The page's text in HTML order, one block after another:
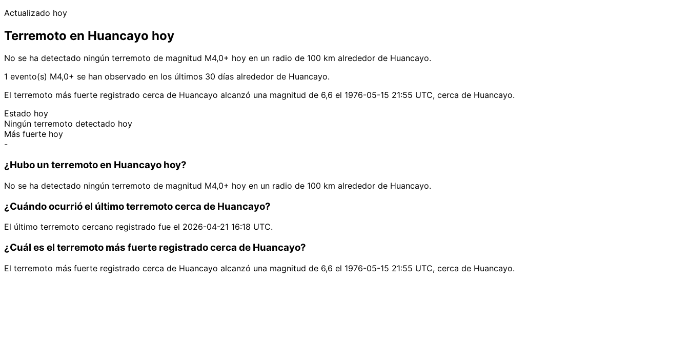
Actualizado hoy
Terremoto en Huancayo hoy
No se ha detectado ningún terremoto de magnitud M4,0+ hoy en un radio de 100 km alrededor de Huancayo.
1 evento(s) M4,0+ se han observado en los últimos 30 días alrededor de Huancayo.
El terremoto más fuerte registrado cerca de Huancayo alcanzó una magnitud de 6,6 el 1976-05-15 21:55 UTC, cerca de Huancayo.
Estado hoy
Ningún terremoto detectado hoy
Más fuerte hoy
-
¿Hubo un terremoto en Huancayo hoy?
No se ha detectado ningún terremoto de magnitud M4,0+ hoy en un radio de 100 km alrededor de Huancayo.
¿Cuándo ocurrió el último terremoto cerca de Huancayo?
El último terremoto cercano registrado fue el 2026-04-21 16:18 UTC.
¿Cuál es el terremoto más fuerte registrado cerca de Huancayo?
El terremoto más fuerte registrado cerca de Huancayo alcanzó una magnitud de 6,6 el 1976-05-15 21:55 UTC, cerca de Huancayo.